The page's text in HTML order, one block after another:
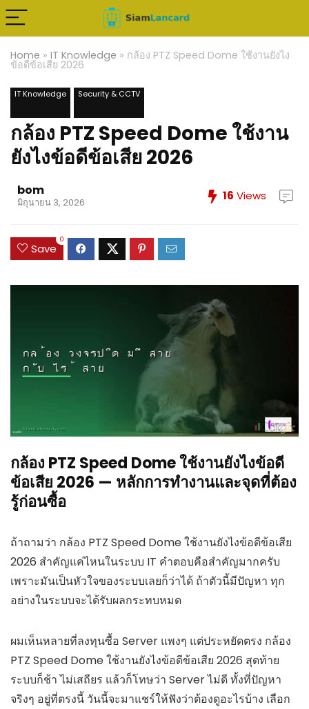
Home » IT Knowledge » กล้อง PTZ Speed Dome ใช้งานยังไง
ข้อดีข้อเสีย 2026
IT Knowledge Security & CCTV
กล้อง PTZ Speed Dome ใช้งาน
ยังไงข้อดีข้อเสีย 2026
bom
มิถุนายน 3, 2026 16 Views
Save
0
กล้อง PTZ Speed Dome ใช้งานยังไงข้อดี
ข้อเสีย 2026 — หลักการทำงานและจุดที่ต้อง
รู้ก่อนซื้อ
ถ้าถามว่า กล้อง PTZ Speed Dome ใช้งานยังไงข้อดีข้อเสีย
2026 สำคัญแค่ไหนในระบบ IT คำตอบคือสำคัญมากครับ
เพราะมันเป็นหัวใจของระบบเลยก็ว่าได้ ถ้าตัวนี้มีปัญหา ทุก
อย่างในระบบจะได้รับผลกระทบหมด
ผมเห็นหลายที่ลงทุนซื้อ Server แพงๆ แต่ประหยัดตรง กล้อง
PTZ Speed Dome ใช้งานยังไงข้อดีข้อเสีย 2026 สุดท้าย
ระบบก็ช้า ไม่เสถียร แล้วก็โทษว่า Server ไม่ดี ทั้งที่ปัญหา
จริงๆ อยู่ที่ตรงนี้ วันนี้จะมาแชร์ให้ฟังว่าต้องดูอะไรบ้าง เลือก